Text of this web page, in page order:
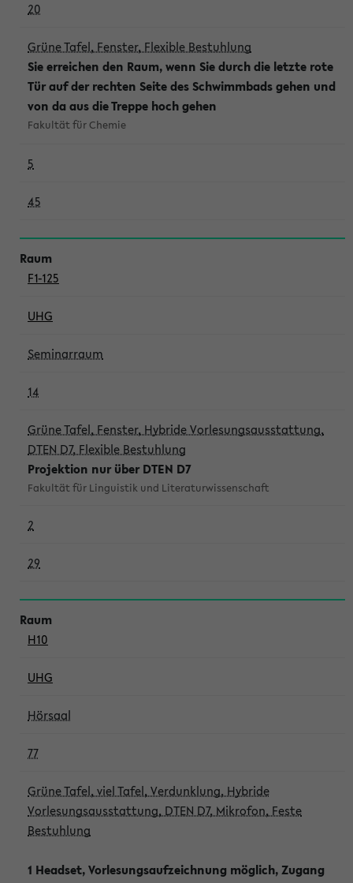
20
Grüne Tafel, Fenster, Flexible Bestuhlung
Sie erreichen den Raum, wenn Sie durch die letzte rote
Tür auf der rechten Seite des Schwimmbads gehen und
von da aus die Treppe hoch gehen
Fakultät für Chemie
5
45
F1-125
UHG
Seminarraum
14
Grüne Tafel, Fenster, Hybride Vorlesungsausstattung,
DTEN D7, Flexible Bestuhlung
Projektion nur über DTEN D7
Fakultät für Linguistik und Literaturwissenschaft
2
29
H10
UHG
Hörsaal
77
Grüne Tafel, viel Tafel, Verdunklung, Hybride
Vorlesungsausstattung, DTEN D7, Mikrofon, Feste
Bestuhlung
1 Headset, Vorlesungsaufzeichnung möglich, Zugang